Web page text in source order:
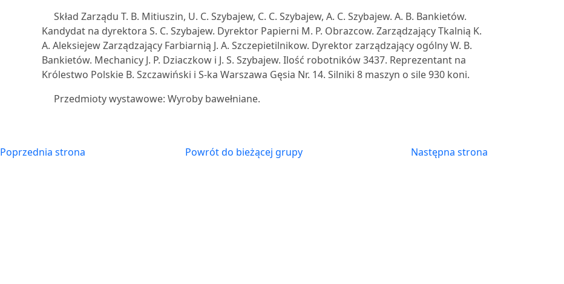
Skład Zarządu T. B. Mitiuszin, U. C. Szybajew, C. C. Szybajew, A. C. Szybajew. A. B. Bankietów.
Kandydat na dyrektora S. C. Szybajew. Dyrektor Papierni M. P. Obrazcow. Zarządzający Tkalnią K.
A. Aleksiejew Zarządzający Farbiarnią J. A. Szczepietilnikow. Dyrektor zarządzający ogólny W. B.
Bankietów. Mechanicy J. P. Dziaczkow i J. S. Szybajew. Ilość robotników 3437. Reprezentant na
Królestwo Polskie B. Szczawiński i S-ka Warszawa Gęsia Nr. 14. Silniki 8 maszyn o sile 930 koni.
Przedmioty wystawowe: Wyroby bawełniane.
Poprzednia strona Powrót do bieżącej grupy Następna strona